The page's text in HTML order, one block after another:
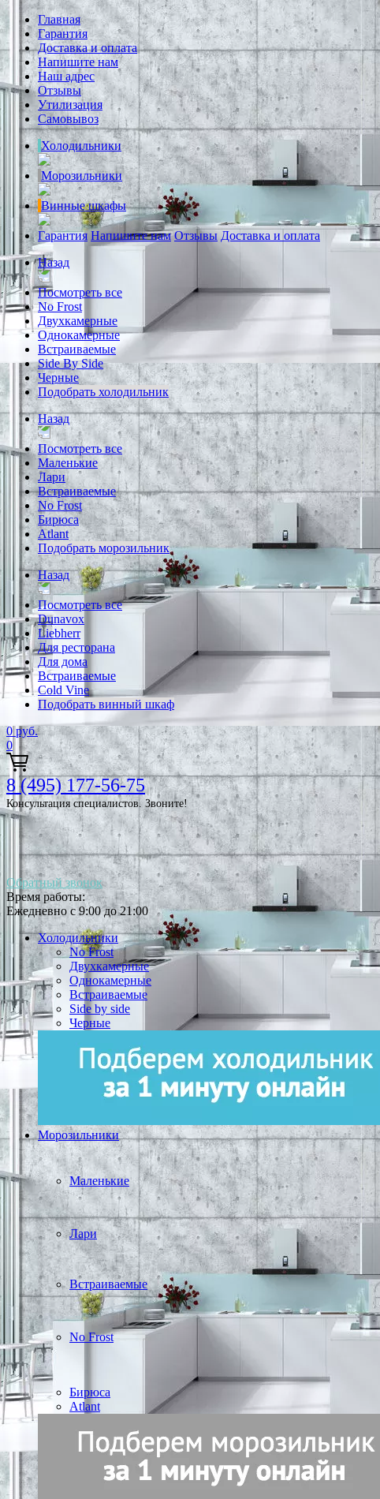
Главная
Гарантия
Доставка и оплата
Напишите нам
Наш адрес
Отзывы
Утилизация
Самовывоз
Холодильники
Морозильники
Винные шкафы
Гарантия Напишите нам Отзывы Доставка и оплата
Назад
Посмотреть все
No Frost
Двухкамерные
Однокамерные
Встраиваемые
Side By Side
Черные
Подобрать холодильник
Назад
Посмотреть все
Маленькие
Лари
Встраиваемые
No Frost
Бирюса
Atlant
Подобрать морозильник
Назад
Посмотреть все
Dunavox
Liebherr
Для ресторана
Для дома
Встраиваемые
Cold Vine
Подобрать винный шкаф
0 руб.
0
8 (495) 177-56-75
Консультация специалистов. Звоните!
Обратный звонок
Время работы:
Ежедневно с 9:00 до 21:00
Холодильники
No Frost
Двухкамерные
Однокамерные
Встраиваемые
Side by side
Черные
Морозильники
Маленькие
Лари
Встраиваемые
No Frost
Бирюса
Atlant